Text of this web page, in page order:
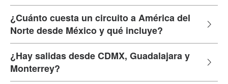
¿Cuánto cuesta un circuito a América del
Norte desde México y qué incluye?
¿Hay salidas desde CDMX, Guadalajara y
Monterrey?